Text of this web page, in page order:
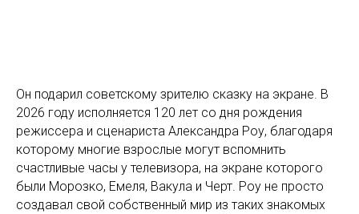
Он подарил советскому зрителю сказку на экране. В
2026 году исполняется 120 лет со дня рождения
режиссера и сценариста Александра Роу, благодаря
которому многие взрослые могут вспомнить
счастливые часы у телевизора, на экране которого
были Морозко, Емеля, Вакула и Черт. Роу не просто
создавал свой собственный мир из таких знакомых